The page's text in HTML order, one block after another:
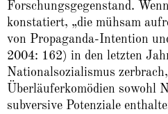
Forschungsgegenstand.
konstatiert, „die mühsam
von Propaganda-Intention
2004: 162) in den letzten
Nationalsozialismus
Überläuferkomödien sowohl
subversive Potenziale